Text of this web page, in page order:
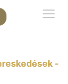
-